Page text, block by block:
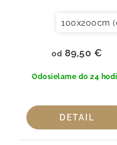
100x200cm
Odosielame do 24
od 89,50 €
DETAIL